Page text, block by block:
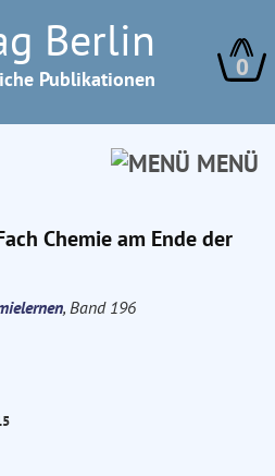
Berlin
Publikationen 0
MENÜ
Chemie am Ende der
, Band 196